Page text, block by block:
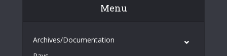
Menu
Archives/Documentation